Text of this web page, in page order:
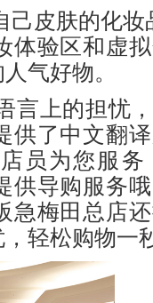
己皮肤的化
体验区和虚
气好物。
言上的担忧
供了中文翻
员为您服务
供导购服务
急梅田总店
轻松购物一